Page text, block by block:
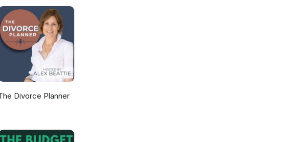
het verschil maken
vragen te stellen
aflevering in je
Divorce Planner